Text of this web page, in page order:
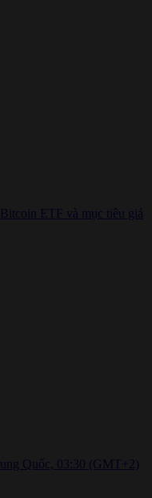
ETF và mục tiêu giá
Quốc, 03:30 (GMT+2)